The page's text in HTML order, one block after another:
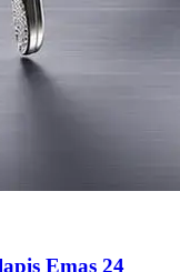
Emas 24